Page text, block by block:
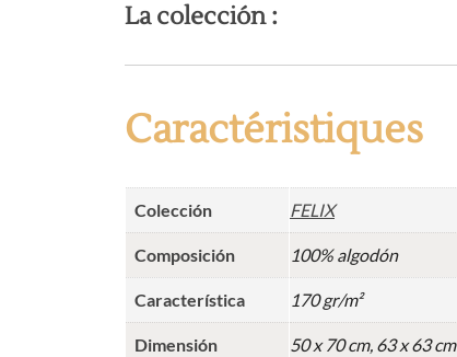
La colección :
Caractéristiques
Colección FELIX
Composición 100% algodón
Característica 170 gr/m²
Dimensión 50 x 70 cm, 63 x 63 cm